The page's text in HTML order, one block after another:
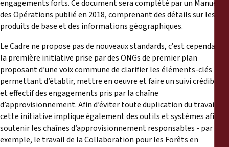
engagements forts. Ce document sera complété par un Manuel
des Opérations publié en 2018, comprenant des détails sur les
produits de base et des informations géographiques.
Le Cadre ne propose pas de nouveaux standards, c’est cependant
la première initiative prise par des ONGs de premier plan
proposant d’une voix commune de clarifier les éléments-clés
permettant d’établir, mettre en oeuvre et faire un suivi crédible
et effectif des engagements pris par la chaîne
d’approvisionnement. Afin d’éviter toute duplication du travail,
cette initiative implique également des outils et systèmes afin de
soutenir les chaînes d’approvisionnement responsables - par
exemple, le travail de la Collaboration pour les Forêts en